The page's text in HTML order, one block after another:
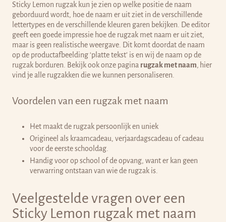
Sticky Lemon rugzak kun je zien op welke positie de naam
geborduurd wordt, hoe de naam er uit ziet in de verschillende
lettertypes en de verschillende kleuren garen bekijken. De editor
geeft een goede impressie hoe de rugzak met naam er uit ziet,
maar is geen realistische weergave. Dit komt doordat de naam
op de productafbeelding ‘platte tekst’ is en wij de naam op de
rugzak borduren. Bekijk ook onze pagina rugzak met naam, hier
vind je alle rugzakken die we kunnen personaliseren.
Voordelen van een rugzak met naam
Het maakt de rugzak persoonlijk en uniek
Origineel als kraamcadeau, verjaardagscadeau of cadeau
voor de eerste schooldag.
Handig voor op school of de opvang, want er kan geen
verwarring ontstaan van wie de rugzak is.
Veelgestelde vragen over een
Sticky Lemon rugzak met naam